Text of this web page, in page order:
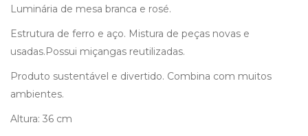
Luminária de mesa branca e rosé.
Estrutura de ferro e aço. Mistura de peças novas e
usadas.Possui miçangas reutilizadas.
Produto sustentável e divertido. Combina com muitos
ambientes.
Altura: 36 cm